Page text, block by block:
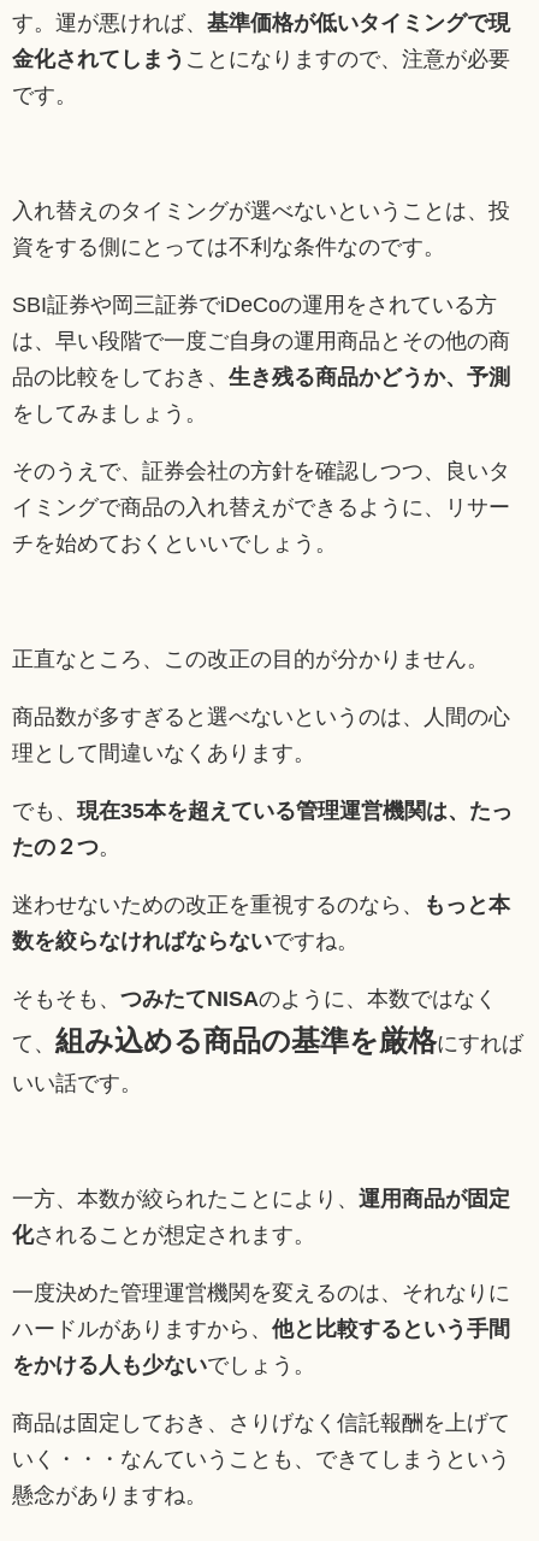
す。運が悪ければ、 基準価格が低いタイミングで現
金化されてしまう ことになりますので、注意が必要
です。
入れ替えのタイミングが選べないということは、投
資をする側にとっては不利な条件なのです。
SBI証券や岡三証券でiDeCoの運用をされている方
は、早い段階で一度ご自身の運用商品とその他の商
品の比較をしておき、 生き残る商品かどうか、予測
をしてみましょう。
そのうえで、証券会社の方針を確認しつつ、良いタ
イミングで商品の入れ替えができるように、リサー
チを始めておくといいでしょう。
正直なところ、この改正の目的が分かりません。
商品数が多すぎると選べないというのは、人間の心
理として間違いなくあります。
でも、 現在35本を超えている管理運営機関は、たっ
たの２つ。
迷わせないための改正を重視するのなら、
もっと本
数を絞らなければならないですね。
そもそも、 つみたてNISAのように、本数ではなく
て、 組み込める商品の基準を厳格にすれば
いい話です。
一方、本数が絞られたことにより、 運用商品が固定
化されることが想定されます。
一度決めた管理運営機関を変えるのは、それなりに
ハードルがありますから、 他と比較するという手間
をかける人も少ないでしょう。
商品は固定しておき、さりげなく信託報酬を上げて
いく・・・なんていうことも、できてしまうという
懸念がありますね。